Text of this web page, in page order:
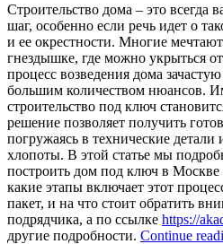
Строительство дома – это всегда
шаг, особенно если речь идет о
и ее окрестности. Многие
гнездышке, где можно укрыться
процесс возведения дома
большим количеством нюансов.
строительство под ключ
решение позволяет получить
погружаясь в технические
хлопоты. В этой статье мы
построить дом под ключ в Москве
какие этапы включает этот
пакет, и на что стоит обратить
подрядчика, а по ссылке https://
другие подробности. Continue